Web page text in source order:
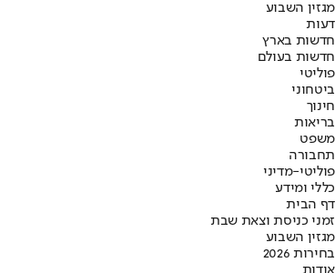
מגזין השבוע
דעות
חדשות בארץ
חדשות בעולם
פוליטי
ביטחוני
חינוך
בריאות
משפט
תחבורה
פוליטי-מדיני
כללי ומידע
דף הבית
זמני כניסת וצאת שבת
מגזין השבוע
בחירות 2026